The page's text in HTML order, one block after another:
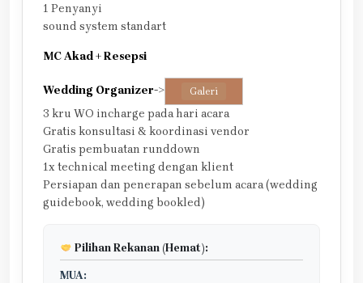
1 Penyanyi
sound system standart
MC Akad + Resepsi
Wedding Organizer-> Galeri
3 kru WO incharge pada hari acara
Gratis konsultasi & koordinasi vendor
Gratis pembuatan runddown
1x technical meeting dengan klient
Persiapan dan penerapan sebelum acara (wedding
guidebook, wedding bookled)
Pilihan Rekanan (Hemat):
MUA: